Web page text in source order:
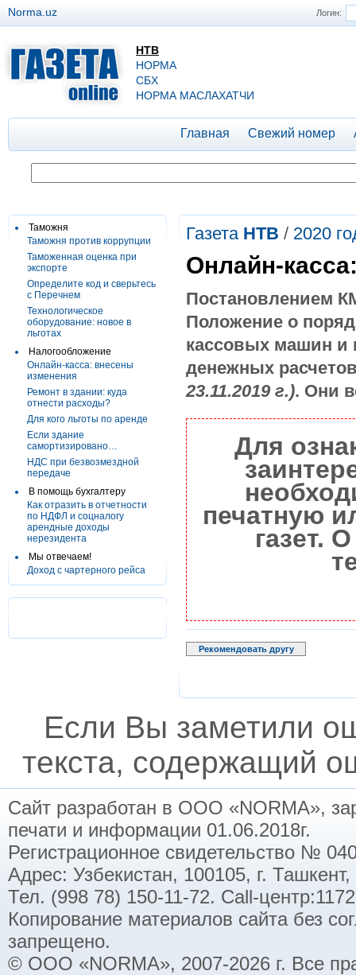
Логин:
Norma.uz
НТВ
НОРМА
СБХ
НОРМА МАСЛАХАТЧИ
Главная Свежий номер
Таможня
Таможня против коррупции
Таможенная оценка при
экспорте
Определите код и сверьтесь
с Перечнем
Технологическое
оборудование: новое в
льготах
Налогообложение
Онлайн-касса: внесены
изменения
Ремонт в здании: куда
отнести расходы?
Для кого льготы по аренде
Если здание
самортизировано…
НДС при безвозмездной
передаче
В помощь бухгалтеру
Как отразить в отчетности
по НДФЛ и соцналогу
арендные доходы
нерезидента
Мы отвечаем!
Доход с чартерного рейса
Газета НТВ / 2020
Онлайн-
Постановлением
Положение о
кассовых машин и
денежных
23.11.2019 г.). Они
Для
печатную
газет.
Рекомендовать другу
Если Вы заметили
текста, содержащий
Сайт разработан в ООО «NORMA»,
печати и информации 01.06.2018г.
Регистрационное свидетельство №
Адрес: Узбекистан, 100105, г.
Тел. (998 78) 150-11-72. Call-
Копирование материалов сайта без
запрещено.
© ООО «NORMA», 2007-2026 г. Все